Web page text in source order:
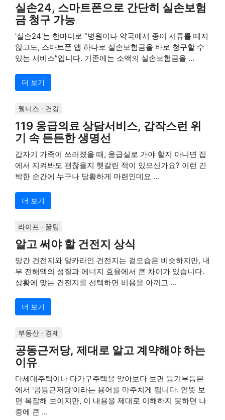
실손24, 스마트폰으로 간단히 실손보험
금 청구 가능
'실손24'는 한마디로 “병원이나 약국에서 종이 서류를 떼지
않고도, 스마트폰 앱 하나로 실손보험금을 바로 청구할 수
있는 서비스”입니다. 기존에는 소액의 실손보험금을 ...
더 보기
웰니스 · 건강
119 응급의료 상담서비스, 갑작스런 위
기 속 든든한 생명선
갑자기 가족이 쓰러졌을 때, 응급실로 가야 할지 아니면 집
에서 지켜봐도 괜찮을지 헷갈린 적이 있으신가요? 이런 긴
박한 순간에 누구나 당황하게 마련인데요 ...
더 보기
라이프 · 꿀팁
알고 써야 할 건전지 상식
망간 건전지와 알카라인 건전지는 겉모습은 비슷하지만, 내
부 전해액의 성질과 에너지 효율에서 큰 차이가 있습니다.
상황에 맞는 건전지를 선택하면 비용을 아끼고 ...
더 보기
부동산 · 경제
공동근저당, 제대로 알고 계약해야 하는
이유
다세대주택이나 다가구주택을 알아보다 보면 등기부등본
에서 '공동근저당'이라는 용어를 마주치게 됩니다. 언뜻 보
면 복잡해 보이지만, 이 내용을 제대로 이해하지 못하면 나
중에 큰 ...